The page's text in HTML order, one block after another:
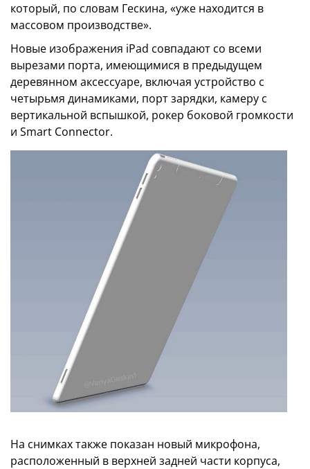
который, по словам Гескина, «уже находится в
массовом производстве».
Новые изображения iPad совпадают со всеми
вырезами порта, имеющимися в предыдущем
деревянном аксессуаре, включая устройство с
четырьмя динамиками, порт зарядки, камеру с
вертикальной вспышкой, рокер боковой громкости
и Smart Connector.
На снимках также показан новый микрофона,
расположенный в верхней задней части корпуса,